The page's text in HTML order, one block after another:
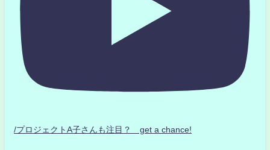
/プロジェクトA子さんも注目？ get a chance!